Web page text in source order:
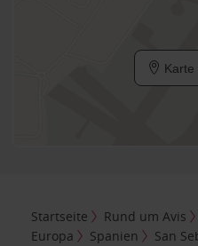
Karte
Startseite Rund um Avis
Europa
Spanien
San